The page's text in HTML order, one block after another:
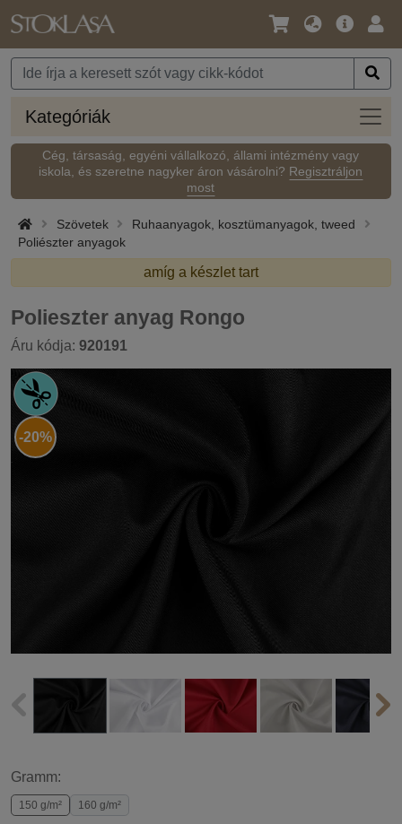
Nyelv
Pénznem
Fő
Kategóriák
Cég, társaság, egyéni vállalkozó, állami intézmény vagy
iskola, és szeretne nagyker áron vásárolni? Regisztráljon
most
Szövetek
Ruhaanyagok, kosztümanyagok, tweed
Poliészter anyagok
amíg a készlet tart
Polieszter anyag Rongo
Áru kódja: 920191
-20%
Gramm:
150 g/m² 160 g/m²